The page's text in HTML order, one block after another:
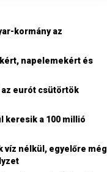
kormány az
napelemekért és
eurót csütörtök
keresik a 100 millió
víz nélkül, egyelőre még